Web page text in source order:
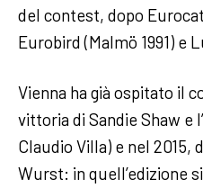
del contest, dopo
Eurobird (Malmö 1991) e
Vienna ha già ospitato il
vittoria di Sandie Shaw e
Claudio Villa) e nel 2015,
Wurst: in quell’edizione